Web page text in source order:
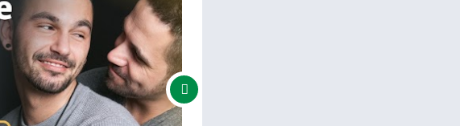
– “أعجبني” المستخدمين المثليين
– الإعداد في فلتر الرسائل الواردة
– دردشة سهلة الاستخدام تشبه برامج
– أضف المستخدمين المثليين إلى